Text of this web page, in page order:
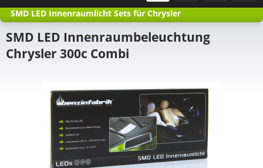
SMD LED Innenraumlicht Sets für Chrysler
SMD LED Innenraumbeleuchtung
Chrysler 300c Combi